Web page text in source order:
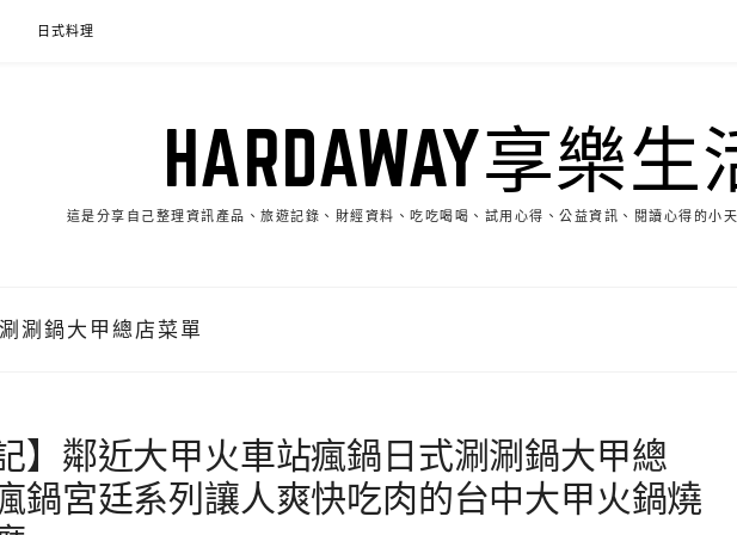
日式料理
HARDAWAY享樂生
這是分享自己整理資訊產品、旅遊記錄、財經資料、吃吃喝喝、試用心得、公益資訊、閱讀心得的小
涮鍋大甲總店菜單
】鄰近大甲火車站瘋鍋日式涮涮鍋大甲總
鍋宮廷系列讓人爽快吃肉的台中大甲火鍋燒